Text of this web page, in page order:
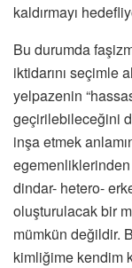
kaldırmayı
Bu durumda
iktidarını seçimle
yelpazenin
geçirilebileceğini
inşa etmek
dindar- hetero-
oluşturulacak bir
mümkün değildir.
kimliğime kendim